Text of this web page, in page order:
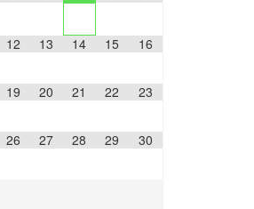
12 13 14 15 16
19 20 21 22 23
26 27 28 29 30